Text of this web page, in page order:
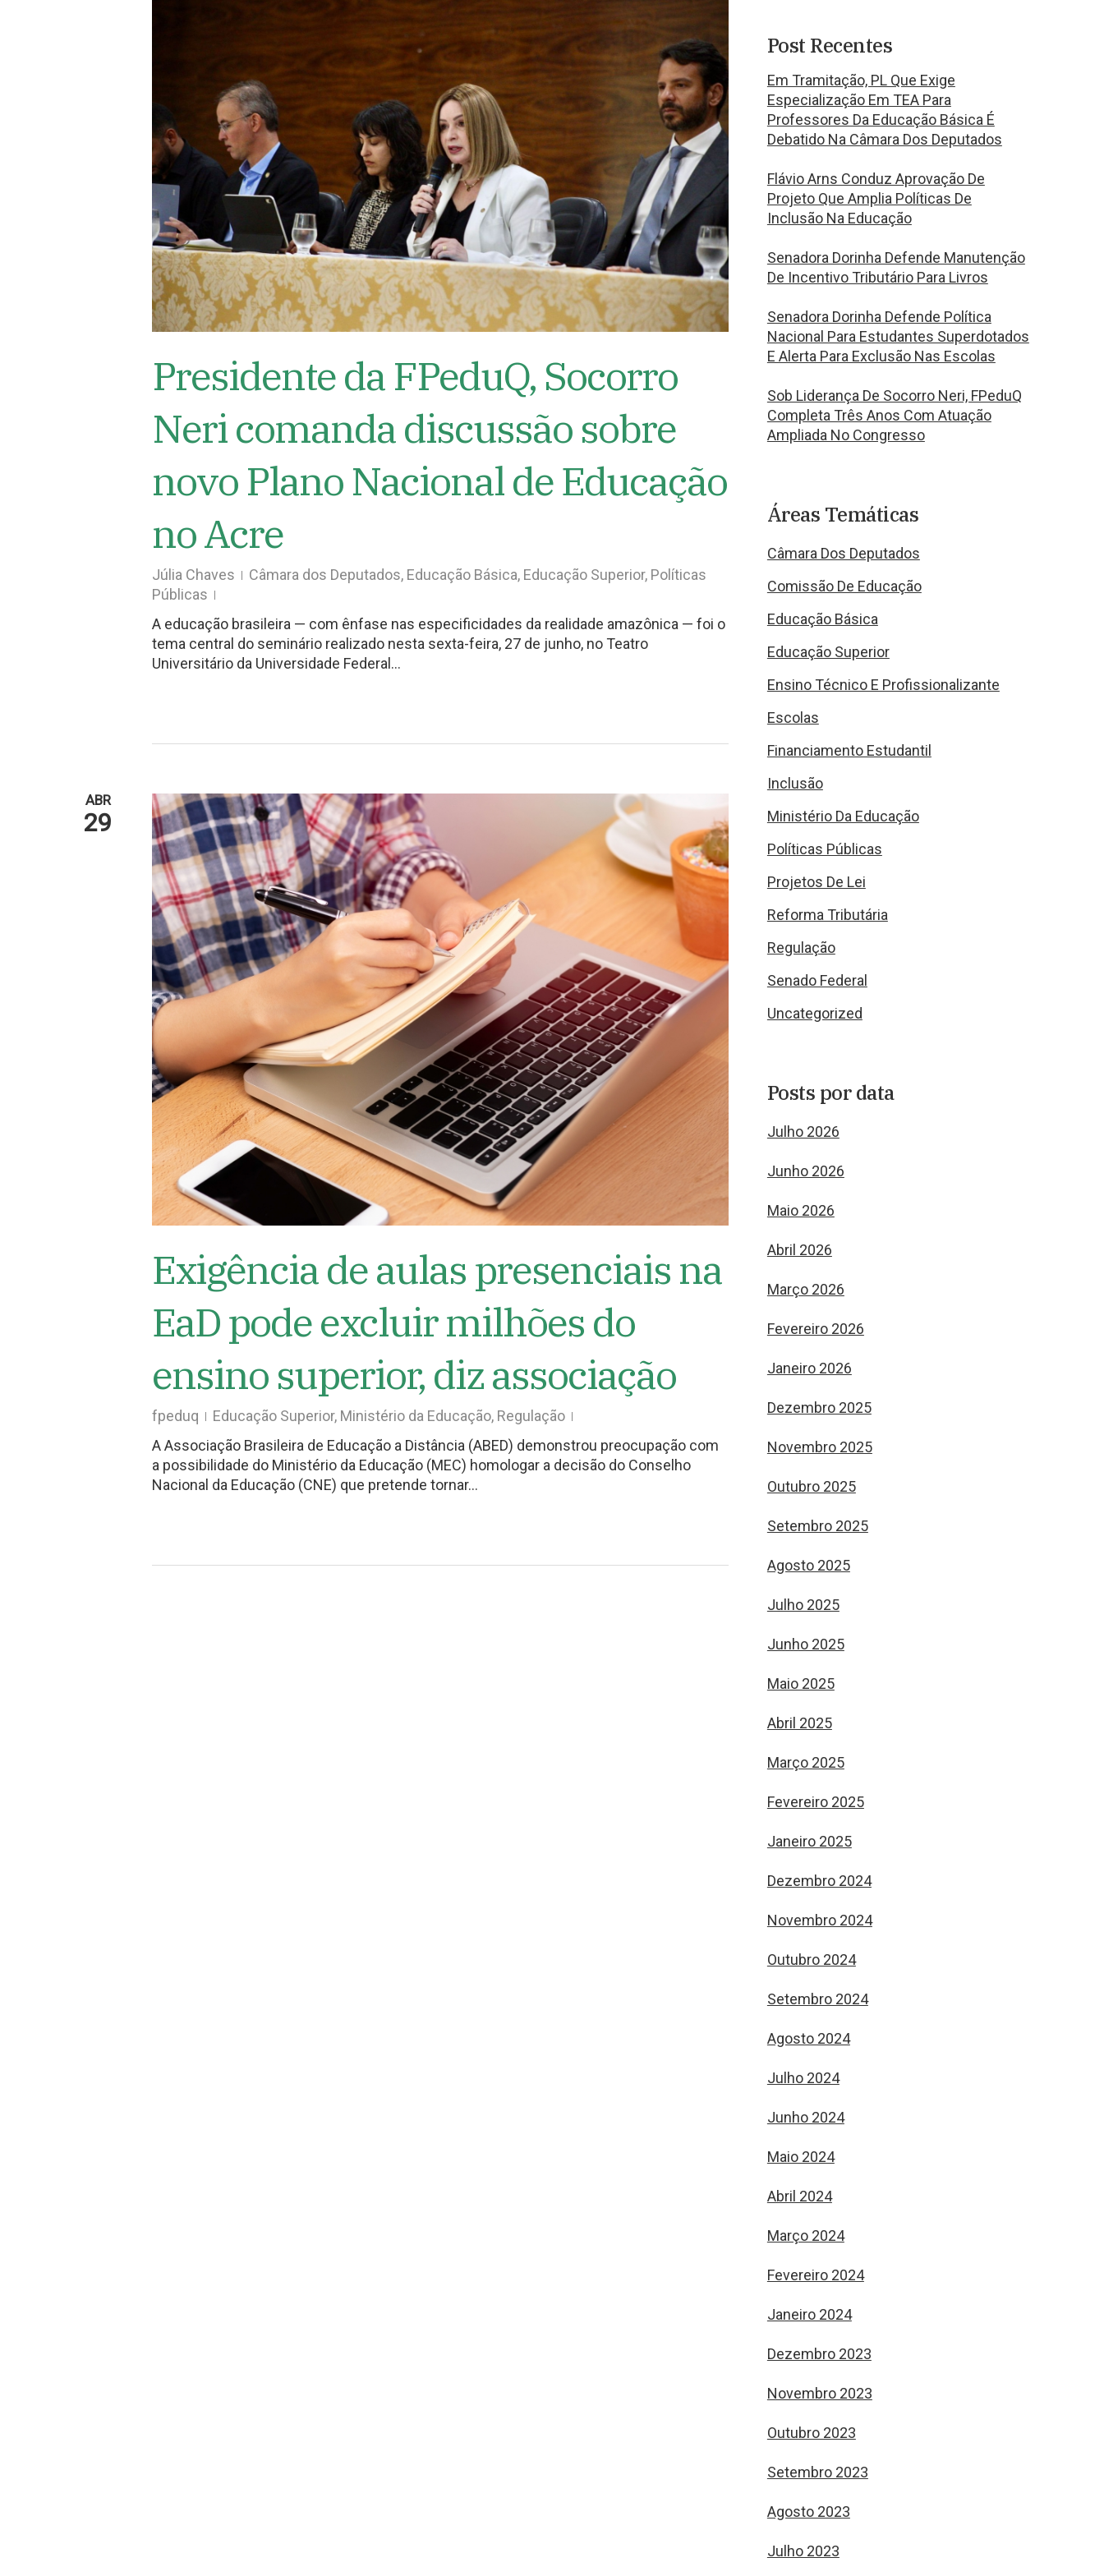
Presidente da FPeduQ, Socorro
Neri comanda discussão sobre
novo Plano Nacional de Educação
no Acre
Júlia Chaves Câmara dos Deputados, Educação Básica, Educação Superior, Políticas
Públicas
A educação brasileira — com ênfase nas especificidades da realidade amazônica — foi o
tema central do seminário realizado nesta sexta-feira, 27 de junho, no Teatro
Universitário da Universidade Federal…
ABR
29
Exigência de aulas presenciais na
EaD pode excluir milhões do
ensino superior, diz associação
fpeduq Educação Superior, Ministério da Educação, Regulação
A Associação Brasileira de Educação a Distância (ABED) demonstrou preocupação com
a possibilidade do Ministério da Educação (MEC) homologar a decisão do Conselho
Nacional da Educação (CNE) que pretende tornar…
Post Recentes
Em Tramitação, PL Que Exige
Especialização Em TEA Para
Professores Da Educação Básica É
Debatido Na Câmara Dos Deputados
Flávio Arns Conduz Aprovação De
Projeto Que Amplia Políticas De
Inclusão Na Educação
Senadora Dorinha Defende Manutenção
De Incentivo Tributário Para Livros
Senadora Dorinha Defende Política
Nacional Para Estudantes Superdotados
E Alerta Para Exclusão Nas Escolas
Sob Liderança De Socorro Neri, FPeduQ
Completa Três Anos Com Atuação
Ampliada No Congresso
Áreas Temáticas
Câmara Dos Deputados
Comissão De Educação
Educação Básica
Educação Superior
Ensino Técnico E Profissionalizante
Escolas
Financiamento Estudantil
Inclusão
Ministério Da Educação
Políticas Públicas
Projetos De Lei
Reforma Tributária
Regulação
Senado Federal
Uncategorized
Posts por data
Julho 2026
Junho 2026
Maio 2026
Abril 2026
Março 2026
Fevereiro 2026
Janeiro 2026
Dezembro 2025
Novembro 2025
Outubro 2025
Setembro 2025
Agosto 2025
Julho 2025
Junho 2025
Maio 2025
Abril 2025
Março 2025
Fevereiro 2025
Janeiro 2025
Dezembro 2024
Novembro 2024
Outubro 2024
Setembro 2024
Agosto 2024
Julho 2024
Junho 2024
Maio 2024
Abril 2024
Março 2024
Fevereiro 2024
Janeiro 2024
Dezembro 2023
Novembro 2023
Outubro 2023
Setembro 2023
Agosto 2023
Julho 2023